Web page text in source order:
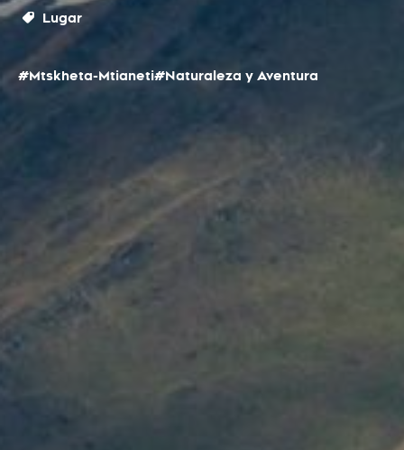
Lugar
#Mtskheta-Mtianeti#Naturaleza y Aventura